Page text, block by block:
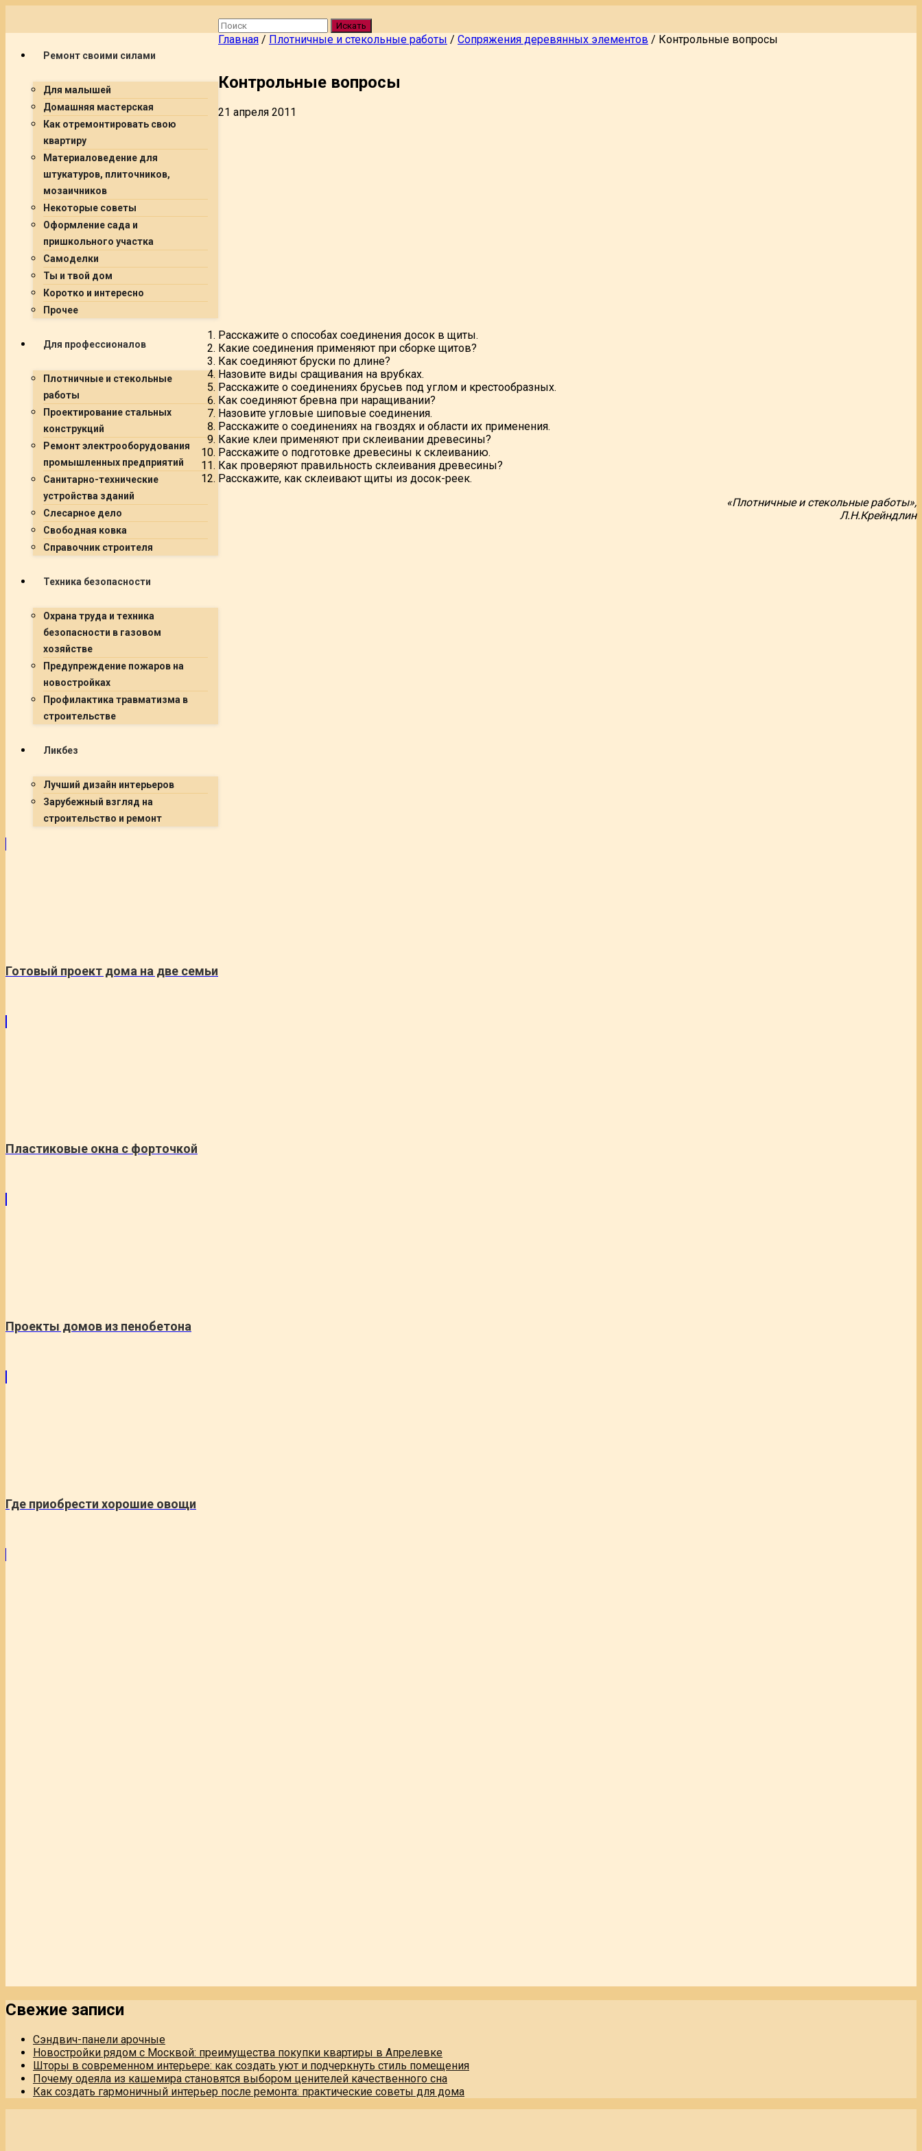
Ремонт своими силами
Для малышей
Домашняя мастерская
Как отремонтировать свою
квартиру
Материаловедение для
штукатуров, плиточников,
мозаичников
Некоторые советы
Оформление сада и
пришкольного участка
Самоделки
Ты и твой дом
Коротко и интересно
Прочее
Для профессионалов
Плотничные и стекольные
работы
Проектирование стальных
конструкций
Ремонт электрооборудования
промышленных предприятий
Санитарно-технические
устройства зданий
Слесарное дело
Свободная ковка
Справочник строителя
Техника безопасности
Охрана труда и техника
безопасности в газовом
хозяйстве
Предупреждение пожаров на
новостройках
Профилактика травматизма в
строительстве
Ликбез
Лучший дизайн интерьеров
Зарубежный взгляд на
строительство и ремонт
Искать
Главная / Плотничные и стекольные работы / Сопряжения деревянных элементов / Контрольные вопросы
Контрольные вопросы
21 апреля 2011
Расскажите о способах соединения досок в щиты.
Какие соединения применяют при сборке щитов?
Как соединяют бруски по длине?
Назовите виды сращивания на врубках.
Расскажите о соединениях брусьев под углом и крестообразных.
Как соединяют бревна при наращивании?
Назовите угловые шиповые соединения.
Расскажите о соединениях на гвоздях и области их применения.
Какие клеи применяют при склеивании древесины?
Расскажите о подготовке древесины к склеиванию.
Как проверяют правильность склеивания древесины?
Расскажите, как склеивают щиты из досок-реек.
«Плотничные и стекольные работы»,
Л.Н.Крейндлин
Готовый проект дома на две семьи
Пластиковые окна с форточкой
Проекты домов из пенобетона
Где приобрести хорошие овощи
Свежие записи
Сэндвич-панели арочные
Новостройки рядом с Москвой: преимущества покупки квартиры в Апрелевке
Шторы в современном интерьере: как создать уют и подчеркнуть стиль помещения
Почему одеяла из кашемира становятся выбором ценителей качественного сна
Как создать гармоничный интерьер после ремонта: практические советы для дома